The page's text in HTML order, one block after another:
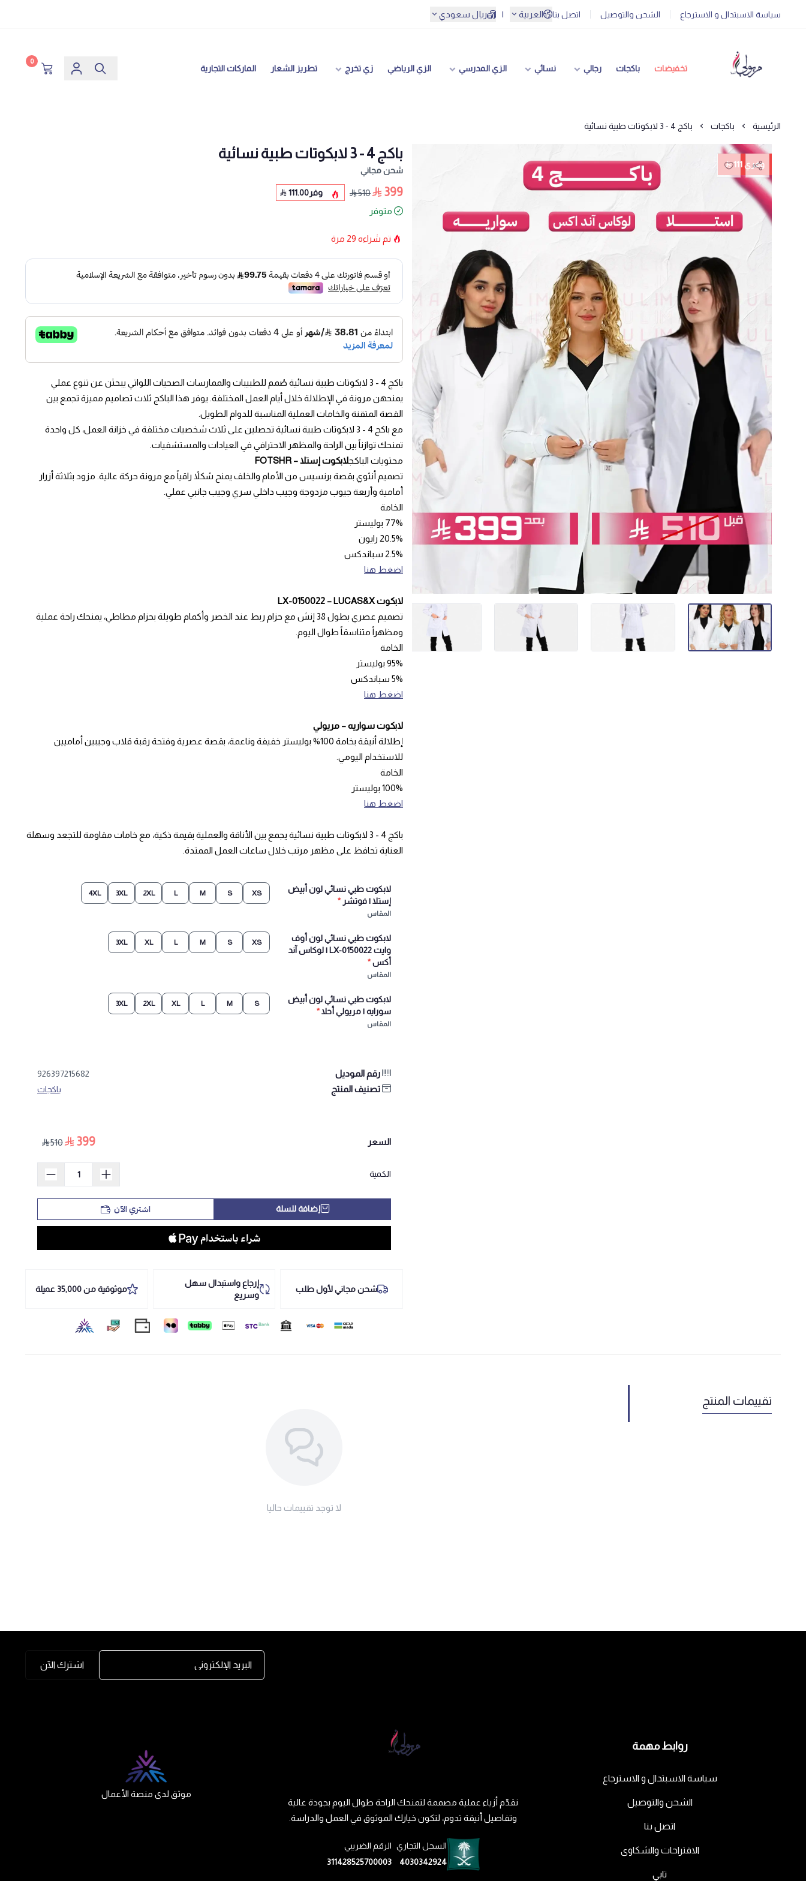
سياسة الاسبتدال و الاسترجاع الشحن والتوصيل اتصل بنا العربية | ريال سعودي
تخفيضات باكجات رجالي نسائي الزي المدرسي الزي الرياضي زي تخرج تطريز الشعار الماركات التجارية
0
الرئيسية باكجات باكج 4 - 3 لابكوتات طبية نسائية
وفري 111
باكج 4 - 3 لابكوتات طبية نسائية
شحن مجاني
399
510 وفر111.00
متوفر
تم شراءه 29 مرة
باكج 4 - 3 لابكوتات طبية نسائية صُمم للطبيبات والممارسات الصحيات اللواتي يبحثن عن تنوع عملي
يمنحهن مرونة في الإطلالة خلال أيام العمل المختلفة. يوفر هذا الباكج ثلاث تصاميم مميزة تجمع بين
القصة المتقنة والخامات العملية المناسبة للدوام الطويل.
مع باكج 4 - 3 لابكوتات طبية نسائية تحصلين على ثلاث شخصيات مختلفة في خزانة العمل، كل واحدة
تمنحك توازناً بين الراحة والمظهر الاحترافي في العيادات والمستشفيات.
محتويات الباكجلابكوت إستلا – FOTSHR
تصميم أنثوي بقصة برنسيس من الأمام والخلف يمنح شكلاً راقياً مع مرونة حركة عالية. مزود بثلاثة أزرار
أمامية وأربعة جيوب مزدوجة وجيب داخلي سري وجيب جانبي عملي.
الخامة
77% بوليستر
20.5% رايون
2.5% سباندكس
اضغط هنا
لابكوت LX-0150022 – LUCAS&X
تصميم عصري بطول 38 إنش مع حزام ربط عند الخصر وأكمام طويلة بحزام مطاطي، يمنحك راحة عملية
ومظهراً متناسقاً طوال اليوم.
الخامة
95% بوليستر
5% سباندكس
اضغط هنا
لابكوت سواريه – مريولي
إطلالة أنيقة بخامة 100% بوليستر خفيفة وناعمة، بقصة عصرية وفتحة رقبة قلاب وجيبين أماميين
للاستخدام اليومي.
الخامة
100% بوليستر
اضغط هنا
باكج 4 - 3 لابكوتات طبية نسائية يجمع بين الأناقة والعملية بقيمة ذكية، مع خامات مقاومة للتجعد وسهلة
العناية تحافظ على مظهر مرتب خلال ساعات العمل الممتدة.
لابكوت طبي نسائي لون أبيض
إستلا | فوتشر *
المقاس
XS
S
M
L
2XL
3XL
4XL
لابكوت طبي نسائي لون أوف
وايت LX-0150022 | لوكاس آند
أكس*
المقاس
XS
S
M
L
XL
3XL
لابكوت طبي نسائي لون أبيض
سورايه | مريولي أحلا*
المقاس
S
M
L
XL
2XL
3XL
رقم الموديل 926397215682
تصنيف المنتج باكجات
السعر 399
510
الكمية
إضافة للسلة اشتري الآن
شحن مجاني لأول طلب
إرجاع واستبدال سهل
وسريع
موثوقية من 35,000 عميلة
تقييمات المنتج
لا توجد تقييمات حاليا
البريد الإلكتروني
اشترك الآن
روابط مهمة
سياسة الاسبتدال و الاسترجاع
الشحن والتوصيل
اتصل بنا
الاقتراحات والشكاوى
تابي
نقدّم أزياء عملية مصممة لتمنحك الراحة طوال اليوم بجودة عالية
وتفاصيل أنيقة تدوم، لتكون خيارك الموثوق في العمل والدراسة.
السجل التجاري
4030342924
الرقم الضريبي
311428525700003
موثق لدى منصة الأعمال